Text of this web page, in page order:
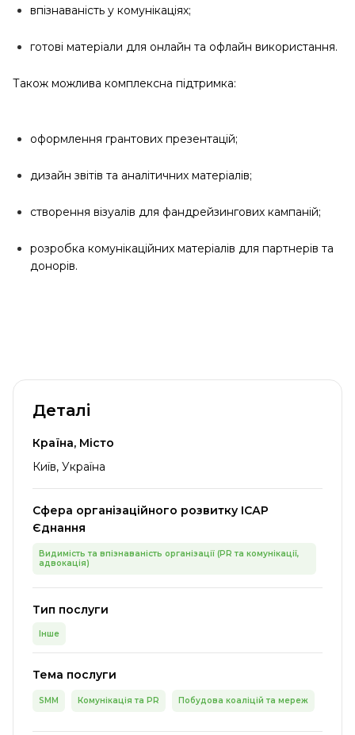
впізнаваність у комунікаціях;
готові матеріали для онлайн та офлайн використання.
Також можлива комплексна підтримка:
оформлення грантових презентацій;
дизайн звітів та аналітичних матеріалів;
створення візуалів для фандрейзингових кампаній;
розробка комунікаційних матеріалів для партнерів та
донорів.
Деталі
Країна, Місто
Київ, Україна
Сфера організаційного розвитку ІСАР
Єднання
Видимість та впізнаваність організації (PR та комунікації,
адвокація)
Тип послуги
Інше
Тема послуги
SMM Комунікація та PR Побудова коаліцій та мереж